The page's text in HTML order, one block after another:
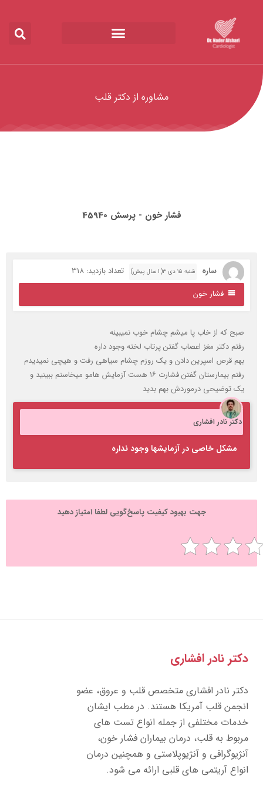
مشاوره از دکتر قلب
فشار خون - پرسش 45940
ساره شنبه ۱۵ دی ۳( 1 سال پیش)
تعداد بازدید: 318
فشار خون
که از خاب پا میشم چشام خوب نمیبینه
دکتر مغز اعصاب گفتن پرتاب لخته وجود داره
قرص اسپرین دادن و یک روزم چشام سیاهی رفت و هیچی نمیدیدم
رفتم بیمارستان گفتن فشارت ۱۶ هست آزمایش هامو میخاستم ببینید و
توضیحی درموردش بهم بدید
دکتر نادر افشاری
مشکل خاصی در آزمایشها وجود نداره
جهت بهبود کیفیت پاسخ‌گویی لطفا امتیاز دهید
نادر افشاری
نادر افشاری متخصص قلب و عروق، عضو
قلب آمریکا هستند. در مطب ایشان
مختلفی از جمله انواع تست های
به قلب، درمان بیماران فشار خون،
و آنژیوپلاستی و همچنین درمان
آریتمی های قلبی ارائه می شود.